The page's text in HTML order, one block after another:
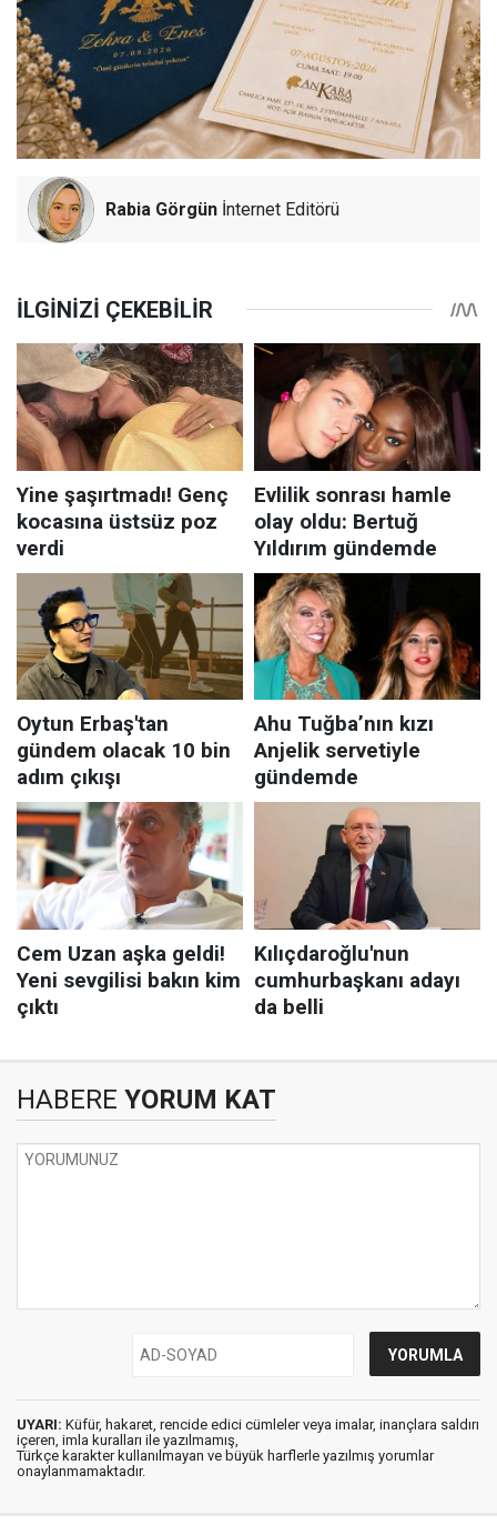
Rabia Görgün İnternet Editörü
HABERE YORUM KAT
UYARI: Küfür, hakaret, rencide edici cümleler veya imalar, inançlara saldırı
içeren, imla kuralları ile yazılmamış,
Türkçe karakter kullanılmayan ve büyük harflerle yazılmış yorumlar
onaylanmamaktadır.